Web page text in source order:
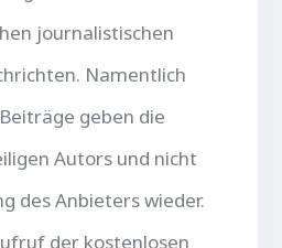
journalistischen
Namentlich
geben die
Autors und nicht
des Anbieters wieder.
der kostenlosen